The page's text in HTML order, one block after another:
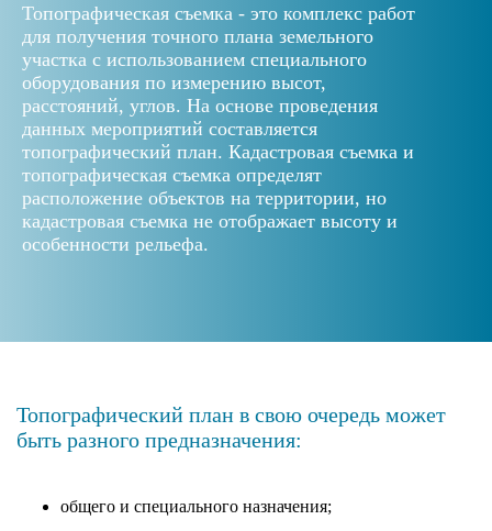
Топографическая съемка - это комплекс работ
для получения точного плана земельного
участка с использованием специального
оборудования по измерению высот,
расстояний, углов. На основе проведения
данных мероприятий составляется
топографический план. Кадастровая съемка и
топографическая съемка определят
расположение объектов на территории, но
кадастровая съемка не отображает высоту и
особенности рельефа.
Топографический план в свою очередь может
быть разного предназначения:
общего и специального назначения;